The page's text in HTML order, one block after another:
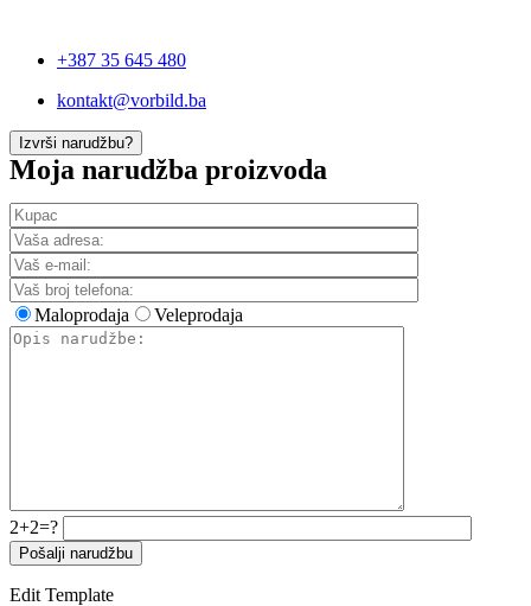
+387 35 645 480
kontakt@vorbild.ba
Izvrši narudžbu?
Moja narudžba proizvoda
Maloprodaja Veleprodaja
2+2=?
Edit Template